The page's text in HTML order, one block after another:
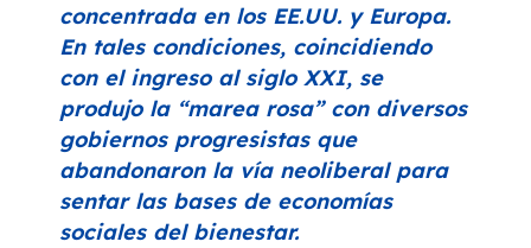
concentrada en los EE.UU. y Europa.
En tales condiciones, coincidiendo
con el ingreso al siglo XXI, se
produjo la “marea rosa”con diversos
gobiernos progresistas que
abandonaron la vía neoliberal para
sentar las bases de economías
sociales del bienestar.